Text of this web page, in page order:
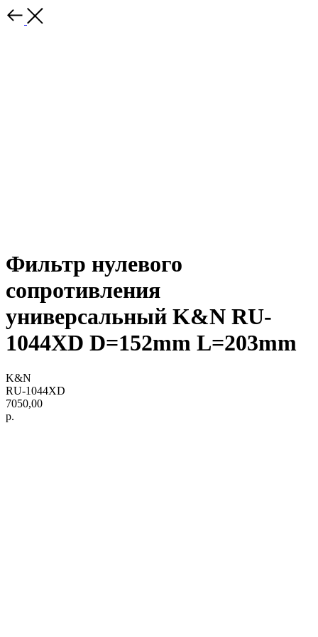
Фильтр нулевого
сопротивления
универсальный K&N RU-
1044XD D=152mm L=203mm
K&N
RU-1044XD
7050,00
р.